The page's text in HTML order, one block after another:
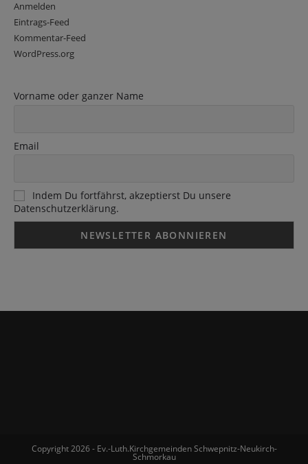
Anmelden
Eintrags-Feed
Kommentar-Feed
WordPress.org
Vorname oder ganzer Name
Email
Indem Du fortfährst, akzeptierst Du unsere
Datenschutzerklärung.
Copyright 2026 - Ev.-Luth.Kirchgemeinden Schwepnitz-Neukirch-
Schmorkau